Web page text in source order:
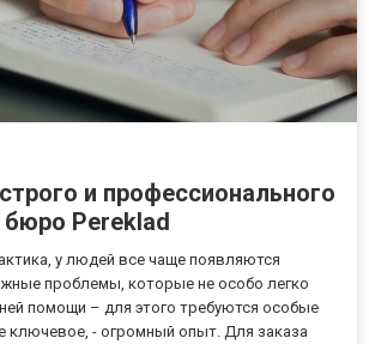
и профессионального
бюро Pereklad
у людей все чаще появляются
проблемы, которые не особо легко
помощи – для этого требуются особые
ключевое, - огромный опыт. Для заказа